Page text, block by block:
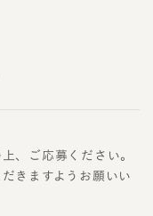
、ご応募ください。
きますようお願いい